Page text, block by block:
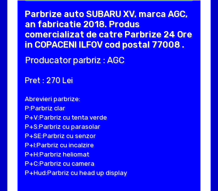
Parbrize auto SUBARU XV, marca AGC,
an fabricatie 2018. Produs
comercializat de catre Parbrize 24 Ore
in COPACENI ILFOV cod postal 77008 .
Producator parbriz : AGC
Pret : 270 Lei
Abrevieri parbrize:
P:Parbriz clar
P+V:Parbriz cu tenta verde
P+S:Parbriz cu parasolar
P+SE:Parbriz cu senzor
P+I:Parbriz cu incalzire
P+H:Parbriz heliomat
P+C:Parbriz cu camera
P+Hud:Parbriz cu head up display